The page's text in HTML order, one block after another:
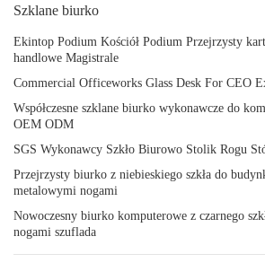
Szklane biurko
Ekintop Podium Kościół Podium Przejrzysty
handlowe Magistrale
Commercial Officeworks Glass Desk For CEO
Współczesne szklane biurko wykonawcze do
OEM ODM
SGS Wykonawcy Szkło Biurowo Stolik Rogu
Przejrzysty biurko z niebieskiego szkła do
metalowymi nogami
Nowoczesny biurko komputerowe z czarnego
nogami szuflada